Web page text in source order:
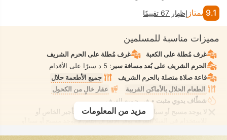
9.1 ممتاز إظهار 67 تقييمًا
مميزات مناسبة للمسلمين
غرف مُطلة على الكعبة
غرف مُطلة على الحرم الشريف
الحرم الشريف على بُعد مسافة سير : 5 د سيرًا على الأقدام
قاعة صلاة متصلة بالحرم الشريف
جميع الأطعمة حلال
الطعام الحلال بالأماكن القريبة
عقار خالٍ من الكحول
شطّاف يدوي مثبت • في جميع الغرف
لا يوجد مسبح أو سبا أو شاطئ للسيدات فقط أو للتأجير الخاص أو
للاستخدام في الفيلا/الغرفة يوفر الانعزال التام. لا يوجد مسبح أو سبا أو
مزيد من المعلومات